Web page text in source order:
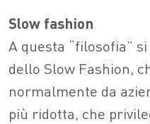
Slow fashion
A questa “filosofia”
dello Slow Fashion,
normalmente da
più ridotta, che